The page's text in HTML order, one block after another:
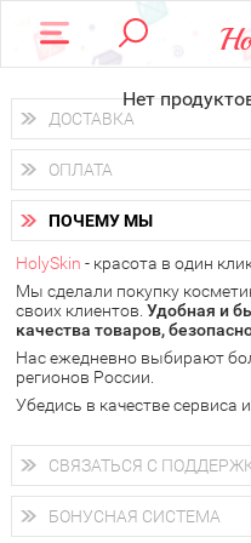
Нет
ДОСТАВКА
Доставка осуществляетсяпо
Вы можете выбрать
получить заказ в пунктах
самовывоза.
В 20 городах России
следующий день.
у Вас всегда есть
доставку от HolySkin.
подробнее об условиях
ОПЛАТА
Вы можете оплатить свой
наличными деньгами (
через интернет-банк
электронными
ПОЧЕМУ МЫ
HolySkin - красота в один
Мы сделали покупку
своих клиентов. Удобная и
качества товаров,
Нас ежедневно выбирают
регионов России.
Убедись в качестве сервиса
СВЯЗАТЬСЯ С
+7 (800) 707-24-55
Мы будем рады ответить на
магазина,
БОНУСНАЯ СИСТЕМА